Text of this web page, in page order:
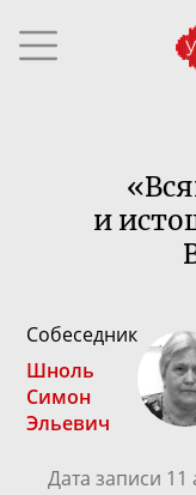
и
Собеседник
Шноль
Симон
Эльевич
Дата записи